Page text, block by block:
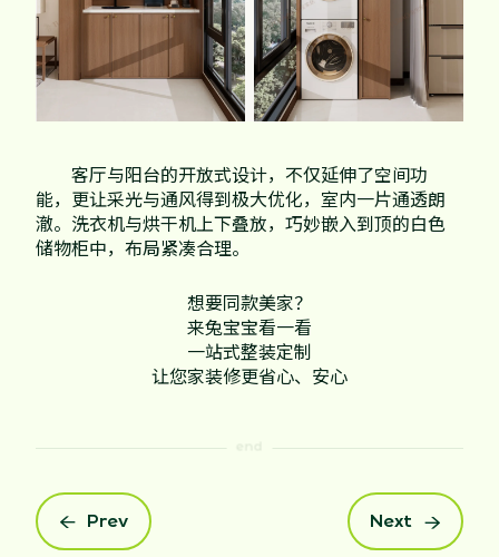
客厅与阳台的开放式设计，不仅延伸了空间功
能，更让采光与通风得到极大优化，室内一片通透朗
澈。洗衣机与烘干机上下叠放，巧妙嵌入到顶的白色
储物柜中，布局紧凑合理。
想要同款美家？
来兔宝宝看一看
一站式整装定制
让您家装修更省心、安心
 Prev Next 